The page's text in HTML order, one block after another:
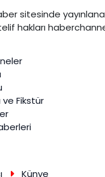
sitesinde
hakları
Fikstür
Künye